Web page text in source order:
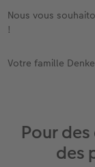
Nous vous
!
Votre famille
Pour
des